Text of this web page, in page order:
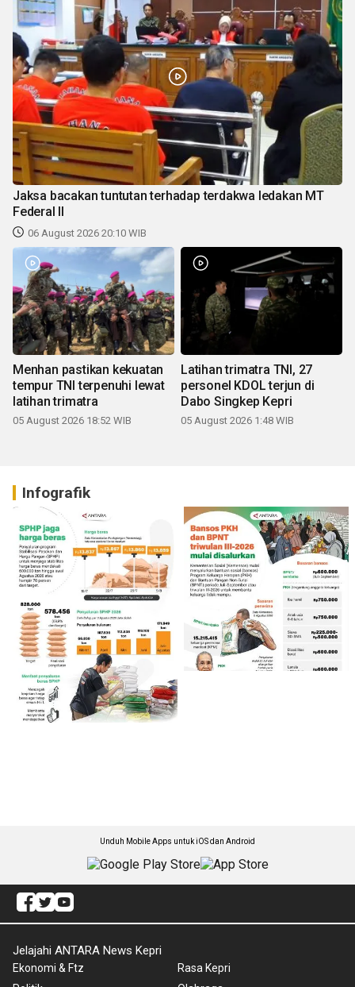
Jaksa bacakan tuntutan terhadap terdakwa ledakan MT
Federal II
06 August 2026 20:10 WIB
Menhan pastikan kekuatan
tempur TNI terpenuhi lewat
latihan trimatra
05 August 2026 18:52 WIB
Latihan trimatra TNI, 27
personel KDOL terjun di
Dabo Singkep Kepri
05 August 2026 1:48 WIB
Infografik
Unduh Mobile Apps untuk iOS dan Android
Jelajahi ANTARA News Kepri
Ekonomi & Ftz
Rasa Kepri